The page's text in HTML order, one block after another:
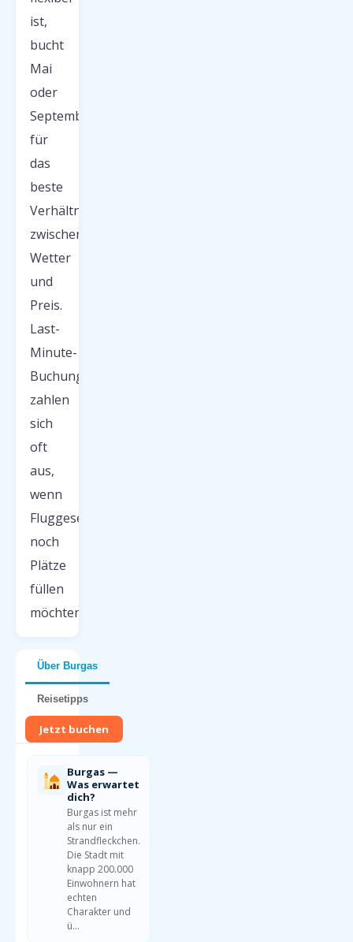
ist,
bucht
Mai
oder
September
für
das
beste
Verhältnis
zwischen
Wetter
und
Preis.
Last-
Minute-
Buchungen
zahlen
sich
oft
aus,
wenn
Fluggesellschaften
noch
Plätze
füllen
möchten.
Über Burgas
Reisetipps
Jetzt buchen
Burgas —
Was erwartet
dich?
Burgas ist mehr
als nur ein
Strandfleckchen.
Die Stadt mit
knapp 200.000
Einwohnern hat
echten
Charakter und
ü…